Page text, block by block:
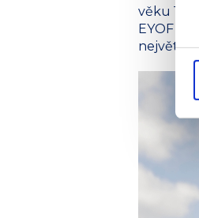
věku
EYOF